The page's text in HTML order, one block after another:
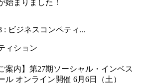
3 : ビジネスコンペティ...
ィション